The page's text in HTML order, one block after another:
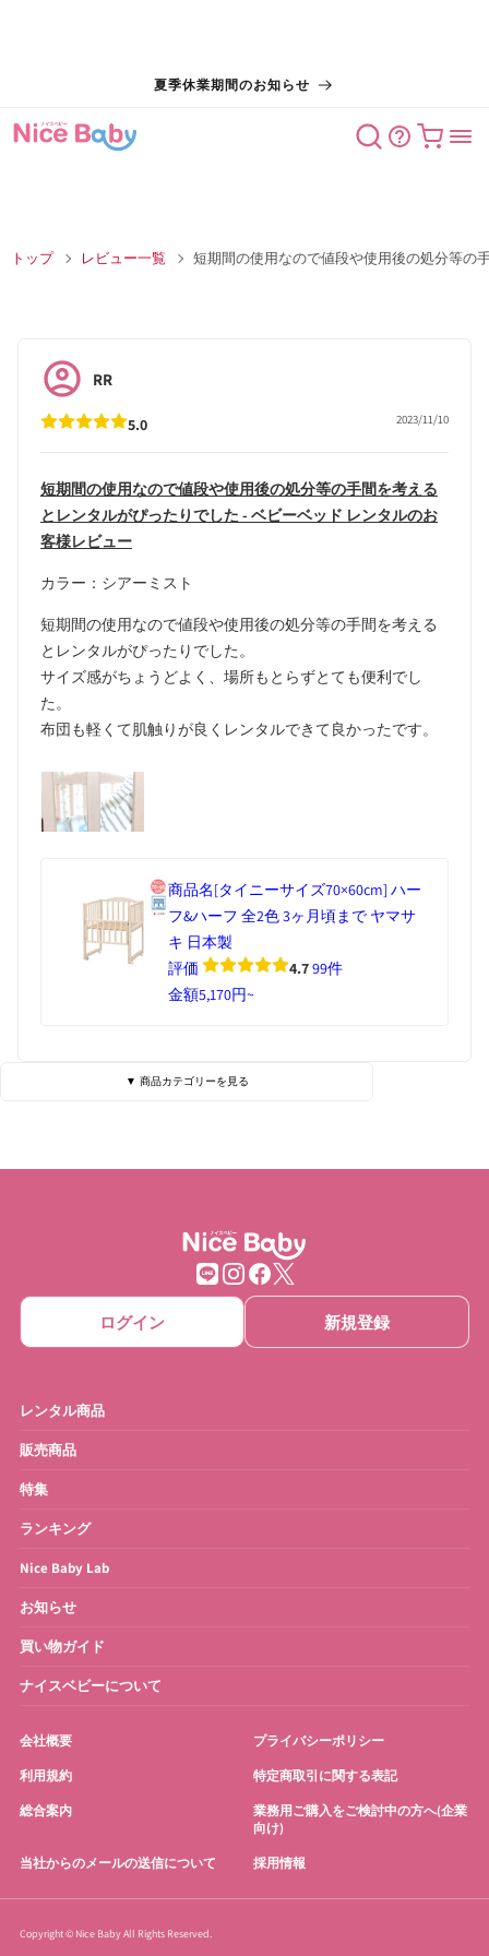
夏季休業期間のお知らせ
カート
トップ レビュー一覧 短期間の使用なので値段や使用後の処分等の
5.0 2023/11/10
RR
短期間の使用なので値段や使用後の処分等の手間を考える
とレンタルがぴったりでした - ベビーベッド レンタルのお
客様レビュー
カラー：シアーミスト
短期間の使用なので値段や使用後の処分等の手間を考える
とレンタルがぴったりでした。
サイズ感がちょうどよく、場所もとらずとても便利でし
た。
布団も軽くて肌触りが良くレンタルできて良かったです。
商品名[タイニーサイズ70×60cm] ハー
フ&ハーフ 全2色 3ヶ月頃まで ヤマサ
キ 日本製
評価
4.799件
金額5,170円~
▼ 商品カテゴリーを見る
抱っこひも
ベビーサークル
ベッドメリー
ベビーバス
お宮参り・お祝い衣装
ログイン 新規登録
レンタル商品
販売商品
特集
ランキング
Nice Baby Lab
お知らせ
買い物ガイド
ナイスベビーについて
会社概要 プライバシーポリシー
利用規約 特定商取引に関する表記
総合案内
業務用ご購入をご検討中の方へ(企業
向け)
当社からのメールの送信について 採用情報
Copyright © Nice Baby All Rights Reserved.